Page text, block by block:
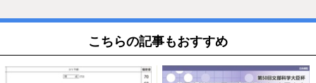
こちらの記事もおすすめ